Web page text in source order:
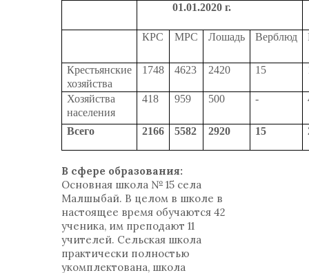
01.01.2020 г.
КРС МРС Лошадь Верблюд
Крестьянские
хозяйства
1748 4623 2420 15
Хозяйства
населения
418 959 500 -
Всего 2166 5582 2920 15
В сфере образования:
Основная школа № 15 села
Малшыбай. В целом в школе в
настоящее время обучаются 42
ученика, им преподают 11
учителей. Сельская школа
практически полностью
укомплектована, школа